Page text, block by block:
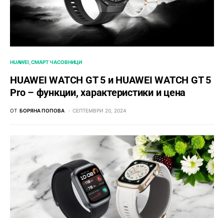
HUAWEI СМАРТ ЧАСОВНИЦИ
HUAWEI WATCH GT 5 и HUAWEI WATCH GT 5
Pro – функции, характеристики и цена
ОТ БОРЯНА ПОПОВА СЕПТЕМВРИ 20, 2024